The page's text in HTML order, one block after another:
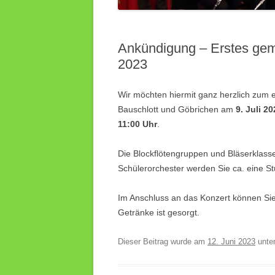
Ankündigung – Erstes
2023
Wir möchten hiermit ganz herzlich zum
Bauschlott und Göbrichen am 9. Juli
11:00 Uhr.
Die Blockflötengruppen und
Schülerorchester werden Sie ca. eine
Im Anschluss an das Konzert können
Getränke ist gesorgt.
Dieser Beitrag wurde am 12. Juni 2023 unter